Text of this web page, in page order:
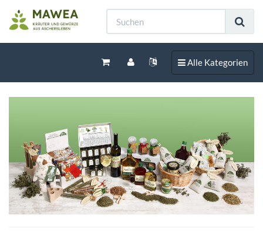
Toggle navigation
Alle Kategorien